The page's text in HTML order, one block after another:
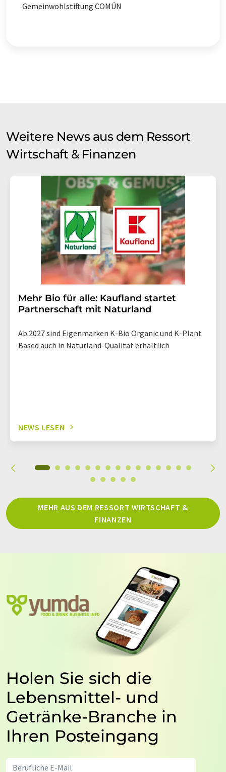
Gemeinwohlstiftung COMÚN
Weitere News aus dem Ressort
Wirtschaft & Finanzen
Mehr Bio für alle: Kaufland startet
Partnerschaft mit Naturland
Ab 2027 sind Eigenmarken K-Bio Organic und K-Plant
Based auch in Naturland-Qualität erhältlich
NEWS LESEN
MEHR AUS DEM RESSORT WIRTSCHAFT &
FINANZEN
Holen Sie sich die
Lebensmittel- und
Getränke-Branche in
Ihren Posteingang